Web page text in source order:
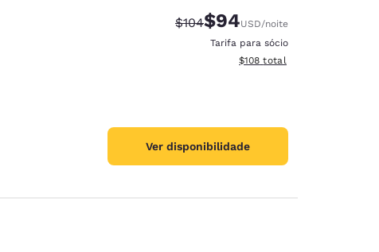
Tarifa anterior “tachada”:
$104Tarifa com desconto:
$94USD/noite
Tarifa para sócio
Exibir detalhes do total
$108 total
Ver disponibilidade